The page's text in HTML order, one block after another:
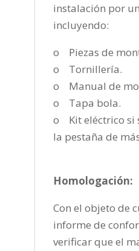
instalación por
incluyendo:
o Piezas de
o Tornillería.
o Manual de
o Tapa bola.
o Kit eléctrico si
la pestaña de
Homologación:
Con el objeto de
informe de
verificar que el